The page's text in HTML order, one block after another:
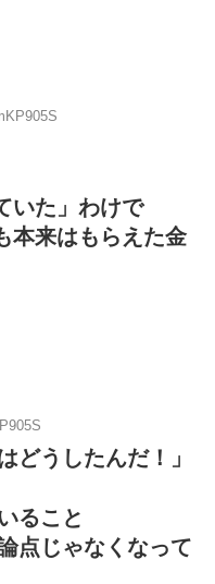
いた」わけで
本来はもらえた金
どうしたんだ！」
ること
点じゃなくなって